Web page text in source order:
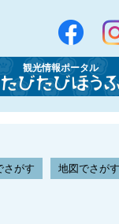
観光情報ポータル
さがす 地図でさがす